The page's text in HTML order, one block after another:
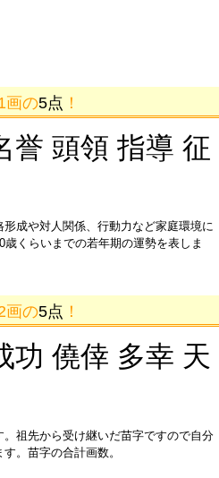
画の5点 ！
誉 頭領 指導 征
成や対人関係、行動力など家庭環境に
くらいまでの若年期の運勢を表しま
画の5点 ！
功 僥倖 多幸 天
祖先から受け継いだ苗字ですので自分
。苗字の合計画数。